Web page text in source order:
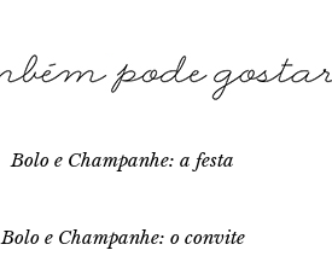
Bolo e Champanhe: a festa
Bolo e Champanhe: o convite